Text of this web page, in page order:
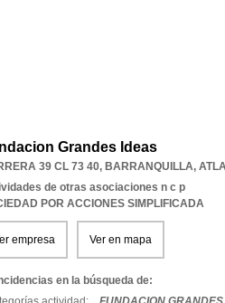
Grandes Ideas
39 CL 73 40, BARRANQUILLA,
de otras asociaciones n c p
POR ACCIONES SIMPLIFICADA
empresa Ver en mapa
en la búsqueda de: